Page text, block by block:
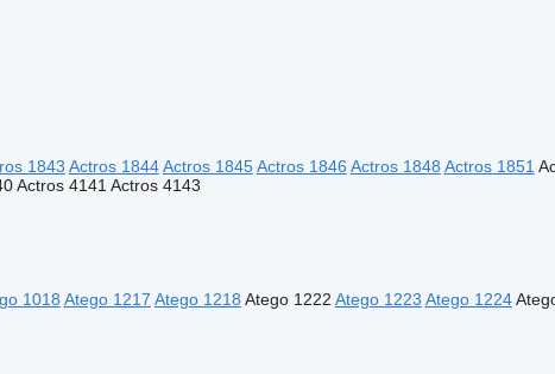
1843 Actros 1844 Actros 1845 Actros 1846 Actros 1848 Actros 1851
Actros 4141 Actros 4143
1018 Atego 1217 Atego 1218 Atego 1222 Atego 1223 Atego 1224